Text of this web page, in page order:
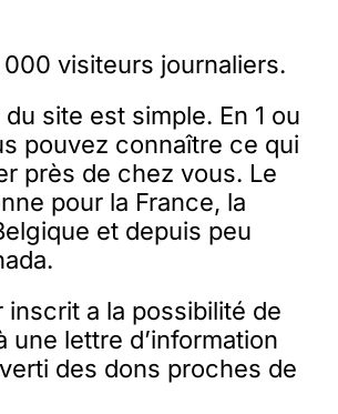
visiteurs journaliers.
du site est simple. En 1 ou
pouvez connaître ce qui
près de chez vous. Le
pour la France, la
et depuis peu
inscrit a la possibilité de
une lettre d’information
des dons proches de